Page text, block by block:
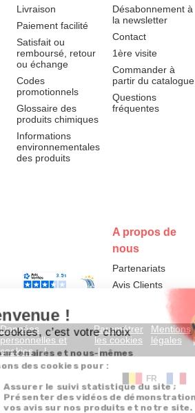
Livraison
Paiement facilité
Satisfait ou
remboursé, retour
ou échange
Codes
promotionnels
Glossaire des
produits chimiques
Informations
environnementales
des produits
Désabonnement à
la newsletter
Contact
1ère visite
Commander à
partir du catalogue
Questions
fréquentes
A propos de
nous
Partenariats
Avis Clients
Données
personnelles et
cookies
Paramétrer
les cookies
Mentions
légales
FR